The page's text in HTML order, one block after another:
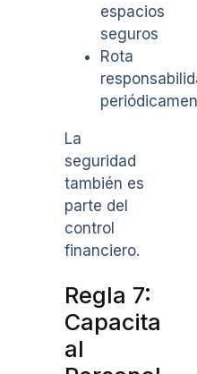
espacios
seguros
Rota
La
seguridad
también es
parte del
control
financiero.
Regla 7:
Capacita
al